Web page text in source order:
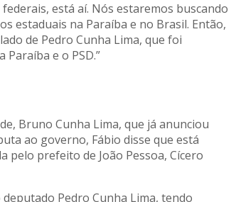
está aí. Nós estaremos buscando
estaduais na Paraíba e no Brasil. Então,
de Pedro Cunha Lima, que foi
e o PSD.”
Bruno Cunha Lima, que já anunciou
ao governo, Fábio disse que está
pelo prefeito de João Pessoa, Cícero
Pedro Cunha Lima, tendo